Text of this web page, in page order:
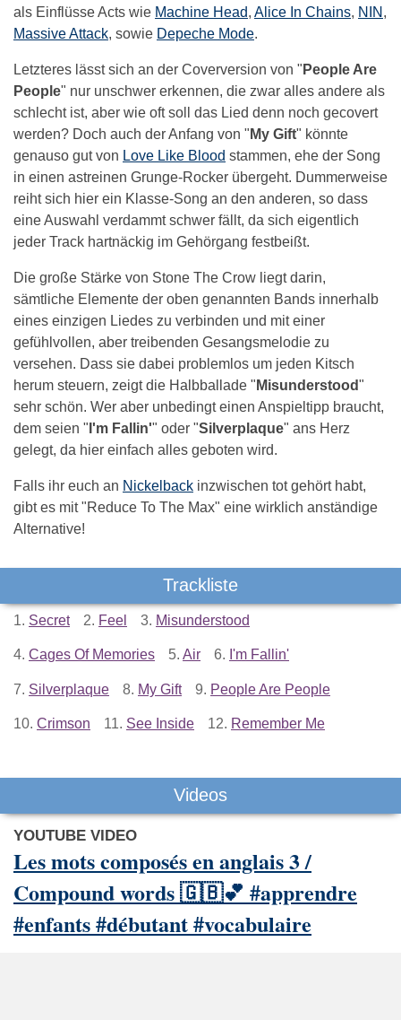
als Einflüsse Acts wie Machine Head, Alice In Chains, NIN ,
Massive Attack, sowie Depeche Mode.
Letzteres lässt sich an der Coverversion von " People Are
People" nur unschwer erkennen, die zwar alles andere als
schlecht ist, aber wie oft soll das Lied denn noch gecovert
werden? Doch auch der Anfang von " My Gift" könnte
genauso gut von Love Like Blood stammen, ehe der Song
in einen astreinen Grunge-Rocker übergeht. Dummerweise
reiht sich hier ein Klasse-Song an den anderen, so dass
eine Auswahl verdammt schwer fällt, da sich eigentlich
jeder Track hartnäckig im Gehörgang festbeißt.
Die große Stärke von Stone The Crow liegt darin,
sämtliche Elemente der oben genannten Bands innerhalb
eines einzigen Liedes zu verbinden und mit einer
gefühlvollen, aber treibenden Gesangsmelodie zu
versehen. Dass sie dabei problemlos um jeden Kitsch
herum steuern, zeigt die Halbballade " Misunderstood"
sehr schön. Wer aber unbedingt einen Anspieltipp braucht,
dem seien " I'm Fallin'" oder "Silverplaque" ans Herz
gelegt, da hier einfach alles geboten wird.
Falls ihr euch an Nickelback inzwischen tot gehört habt,
gibt es mit "Reduce To The Max" eine wirklich anständige
Alternative!
Trackliste
1. Secret 2. Feel 3. Misunderstood
4. Cages Of Memories 5. Air 6. I'm Fallin'
7. Silverplaque 8. My Gift 9. People Are People
10. Crimson 11. See Inside 12. Remember Me
Videos
YOUTUBE VIDEO
Les mots composés en anglais 3 /
Compound words 🇬🇧💕 #apprendre
#enfants #débutant #vocabulaire